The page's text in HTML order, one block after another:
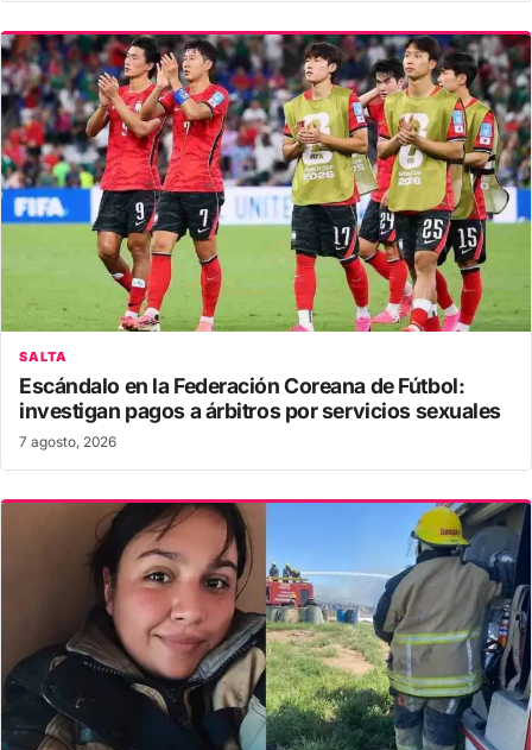
SALTA
Escándalo en la Federación Coreana de Fútbol:
investigan pagos a árbitros por servicios sexuales
7 agosto, 2026